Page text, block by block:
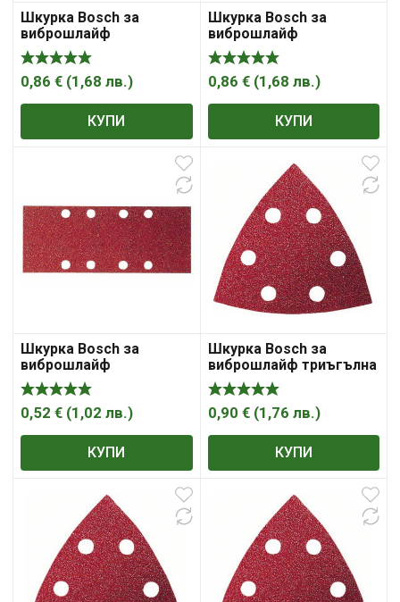
Шкурка Bosch за
виброшлайф
правоъгълна с 8 отвора
186х93 мм, P400, Best
for Wood and Paint
0,86 € (1,68 лв.)
КУПИ
Шкурка Bosch за
виброшлайф
правоъгълна с 8 отвора
186х93 мм, P60, Best for
Wood and Paint C470
0,86 € (1,68 лв.)
КУПИ
Шкурка Bosch за
виброшлайф
правоъгълна с 8 отвора
230х93 мм, P80, Expert
for Wood and Paint C430
0,52 € (1,02 лв.)
КУПИ
Шкурка Bosch за
виброшлайф триъгълна
с 6 отвора 93x93x93 мм,
P120, Expert for Wood
and Paint C430
0,90 € (1,76 лв.)
КУПИ